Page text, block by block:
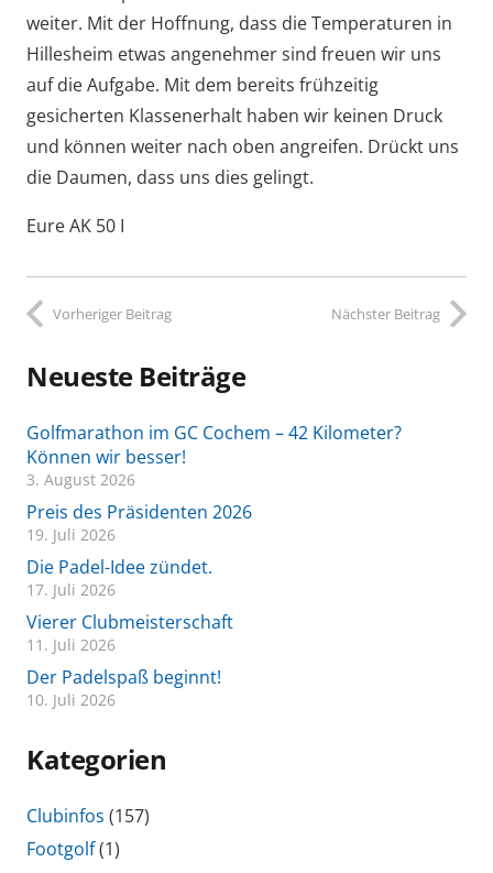
weiter. Mit der Hoffnung, dass die Temperaturen in
Hillesheim etwas angenehmer sind freuen wir uns
auf die Aufgabe. Mit dem bereits frühzeitig
gesicherten Klassenerhalt haben wir keinen Druck
und können weiter nach oben angreifen. Drückt uns
die Daumen, dass uns dies gelingt.
Eure AK 50 I
Vorheriger Beitrag Nächster Beitrag
Neueste Beiträge
Golfmarathon im GC Cochem – 42 Kilometer?
Können wir besser!
3. August 2026
Preis des Präsidenten 2026
19. Juli 2026
Die Padel-Idee zündet.
17. Juli 2026
Vierer Clubmeisterschaft
11. Juli 2026
Der Padelspaß beginnt!
10. Juli 2026
Kategorien
Clubinfos (157)
Footgolf(1)